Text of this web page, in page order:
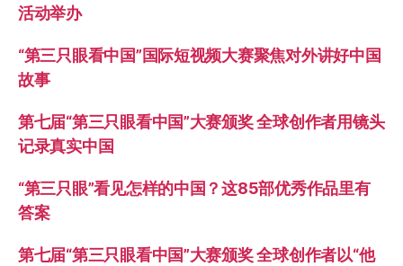
活动举办
“第三只眼看中国”国际短视频大赛聚焦对外讲好中国
故事
第七届“第三只眼看中国”大赛颁奖 全球创作者用镜头
记录真实中国
“第三只眼”看见怎样的中国？这85部优秀作品里有
答案
第七届“第三只眼看中国”大赛颁奖 全球创作者以“他